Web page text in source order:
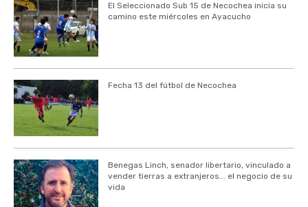
El Seleccionado Sub 15 de Necochea inicia su
camino este miércoles en Ayacucho
Fecha 13 del fútbol de Necochea
Benegas Linch, senador libertario, vinculado a
vender tierras a extranjeros... el negocio de su
vida